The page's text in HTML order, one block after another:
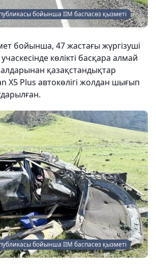
бойынша ІІМ баспасөз қызметі
бойынша, 47 жастағы жүргізуші
көлікті басқара алмай
қазақстандықтар
X5 Plus автокөлігі жолдан шығып
бойынша ІІМ баспасөз қызметі